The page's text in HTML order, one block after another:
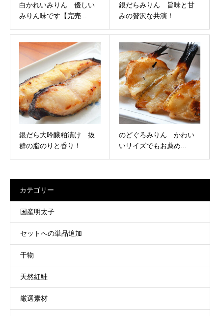
白かれいみりん 優しい
みりん味です【完売...
銀だらみりん 旨味と甘
みの贅沢な共演！
銀だら大吟醸粕漬け 抜
群の脂のりと香り！
のどぐろみりん かわい
いサイズでもお薦め...
カテゴリー
国産明太子
セットへの単品追加
干物
天然紅鮭
厳選素材